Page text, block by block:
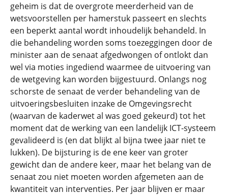
geheim is dat de overgrote meerderheid van de
wetsvoorstellen per hamerstuk passeert en slechts
een beperkt aantal wordt inhoudelijk behandeld. In
die behandeling worden soms toezeggingen door de
minister aan de senaat afgedwongen of ontlokt dan
wel via moties ingediend waarmee de uitvoering van
de wetgeving kan worden bijgestuurd. Onlangs nog
schorste de senaat de verder behandeling van de
uitvoeringsbesluiten inzake de Omgevingsrecht
(waarvan de kaderwet al was goed gekeurd) tot het
moment dat de werking van een landelijk ICT-systeem
gevalideerd is (en dat blijkt al bijna twee jaar niet te
lukken). De bijsturing is de ene keer van groter
gewicht dan de andere keer, maar het belang van de
senaat zou niet moeten worden afgemeten aan de
kwantiteit van interventies. Per jaar blijven er maar